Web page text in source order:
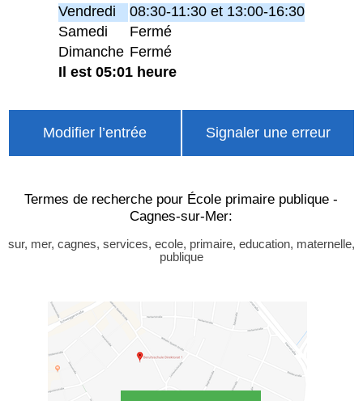
Vendredi
08:30-11:30 et 13:00-16:30
Samedi
Fermé
Dimanche Fermé
Il est 05:01 heure
Modifier l’entrée Signaler une erreur
Termes de recherche pour École primaire publique -
Cagnes-sur-Mer:
sur, mer, cagnes, services, ecole, primaire, education, maternelle,
publique